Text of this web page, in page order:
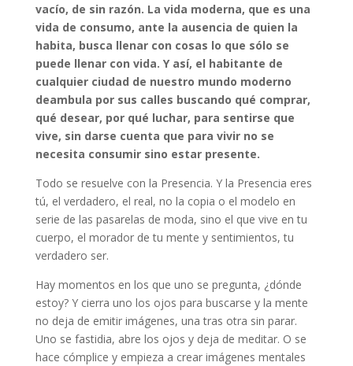
vacío, de sin razón. La vida moderna, que es una
vida de consumo, ante la ausencia de quien la
habita, busca llenar con cosas lo que sólo se
puede llenar con vida. Y así, el habitante de
cualquier ciudad de nuestro mundo moderno
deambula por sus calles buscando qué comprar,
qué desear, por qué luchar, para sentirse que
vive, sin darse cuenta que para vivir no se
necesita consumir sino estar presente.
Todo se resuelve con la Presencia. Y la Presencia eres
tú, el verdadero, el real, no la copia o el modelo en
serie de las pasarelas de moda, sino el que vive en tu
cuerpo, el morador de tu mente y sentimientos, tu
verdadero ser.
Hay momentos en los que uno se pregunta, ¿dónde
estoy? Y cierra uno los ojos para buscarse y la mente
no deja de emitir imágenes, una tras otra sin parar.
Uno se fastidia, abre los ojos y deja de meditar. O se
hace cómplice y empieza a crear imágenes mentales